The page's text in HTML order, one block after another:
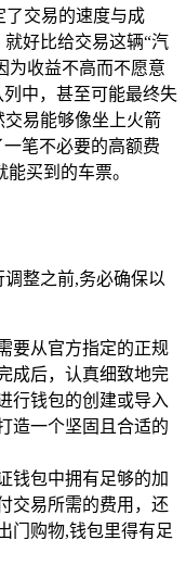
了交易的速度与成
好比给交易这辆“汽
为收益不高而不愿意
中，甚至可能最终失
易能够像坐上火箭
笔不必要的高额费
买到的车票。
调整之前,务必确保以
要从官方指定的正规
成后，认真细致地完
行钱包的创建或导入
造一个坚固且合适的
钱包中拥有足够的加
交易所需的费用，还
门购物,钱包里得有足